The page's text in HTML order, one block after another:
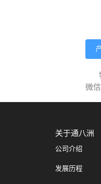
物
微
关于通八洲
公司介绍
发展历程